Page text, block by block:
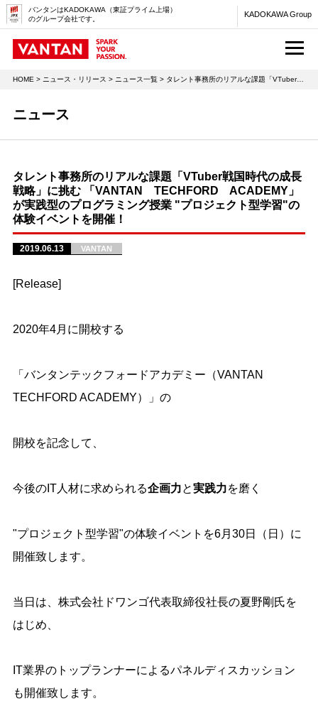
バンタンはKADOKAWA（東証プライム上場）
のグループ会社です。
KADOKAWA Group
HOME > ニュース・リリース > ニュース一覧 > タレント事務所のリアルな課題「VTuber戦国時代の成長戦略」に挑む 「VANTAN TECHFORD ACADEMY」が実践型のプログラミング授業 "プロジェクト型学習"の体験イベントを開催！
ニュース
タレント事務所のリアルな課題「VTuber戦国時代の成長
戦略」に挑む 「VANTAN TECHFORD ACADEMY」
が実践型のプログラミング授業 "プロジェクト型学習"の
体験イベントを開催！
2019.06.13 VANTAN
[Release]
2020年4月に開校する
「バンタンテックフォードアカデミー（VANTAN
TECHFORD ACADEMY）」の
開校を記念して、
今後の IT人材に求められる企画力と実践力を磨く
"プロジェクト型学習"の体験イベントを6月30日（日）に
開催致します。
当日は、株式会社ドワンゴ代表取締役社長の夏野剛氏を
はじめ、
IT業界のトップランナーによるパネルディスカッション
も開催致します。